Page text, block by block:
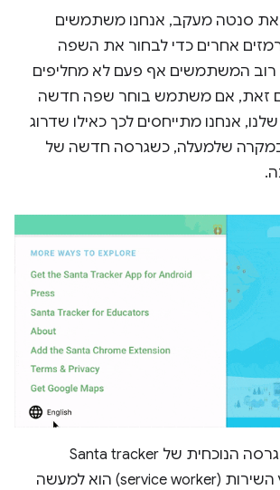
סנטה מעקב, אנחנו משתמשים
אחרים כדי לבחור את השפה
רוב המשתמשים אף פעם לא מחליפים
זאת, אם משתמש בוחר שפה חדשה
אנחנו מתייחסים לכך כאילו שדרוג
במקרה שלמעלה, כשגרסה חדשה של
במילים אחרות, הגרסה הנוכחית של Santa tracker
למטרות של קובץ השירות (service worker) הוא למעשה